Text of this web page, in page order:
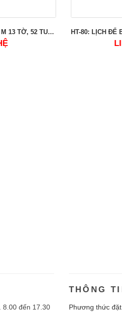
HT-78: LỊCH BÀN CHỮ M 13 TỜ, 52 TUẦN - NHỮNG THÀNH PHỐ ĐẸP
8.00 đến 17.30
THÔNG
Phương thức